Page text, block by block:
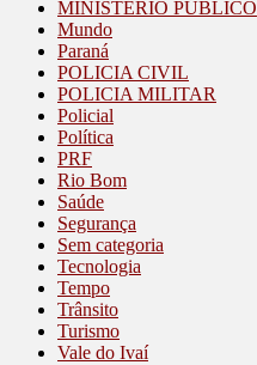
MINISTÉRIO PÚBLICO
Mundo
Paraná
POLICIA CIVIL
POLICIA MILITAR
Policial
Política
PRF
Rio Bom
Saúde
Segurança
Sem categoria
Tecnologia
Tempo
Trânsito
Turismo
Vale do Ivaí